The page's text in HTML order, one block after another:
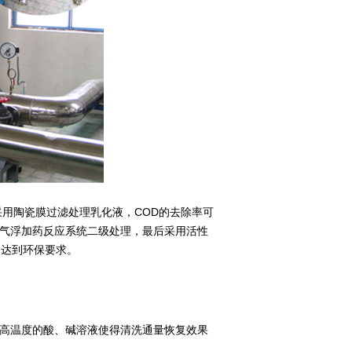
陶瓷膜过滤处理乳化液，COD的去除率可
浮加药反应系统二级处理，最后采用活性
到环保要求。
度的酸、碱溶液使得清洗通量恢复效果